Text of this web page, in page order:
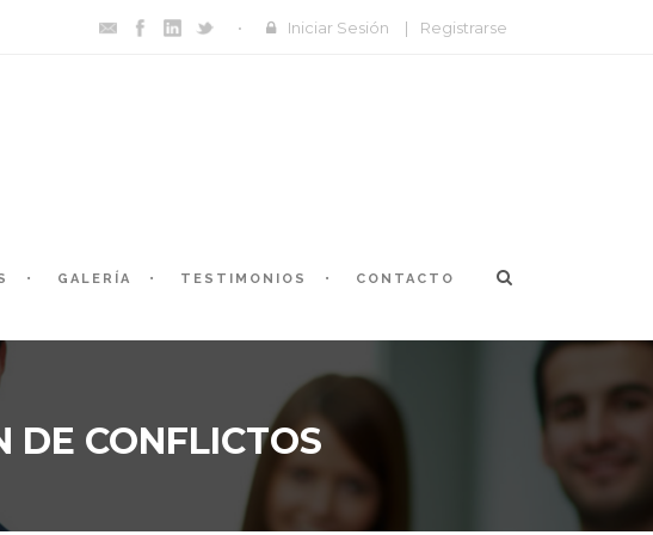
Iniciar Sesión | Registrarse
GALERÍA TESTIMONIOS CONTACTO
DE CONFLICTOS